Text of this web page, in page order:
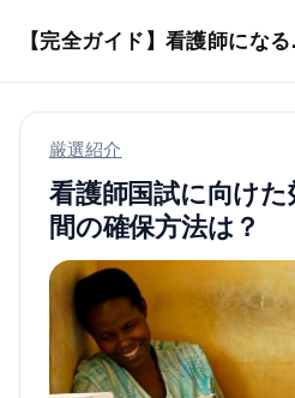
【完全
厳選紹介
看護師国試に向け
間の確保方法は？